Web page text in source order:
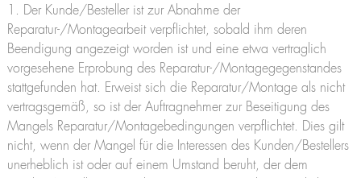
1. Der Kunde/Besteller ist zur Abnahme der
Reparatur-/Montagearbeit verpflichtet, sobald ihm deren
Beendigung angezeigt worden ist und eine etwa vertraglich
vorgesehene Erprobung des Reparatur-/Montagegegenstandes
stattgefunden hat. Erweist sich die Reparatur/Montage als nicht
vertragsgemäß, so ist der Auftragnehmer zur Beseitigung des
Mangels Reparatur/Montagebedingungen verpflichtet. Dies gilt
nicht, wenn der Mangel für die Interessen des Kunden/Bestellers
unerheblich ist oder auf einem Umstand beruht, der dem